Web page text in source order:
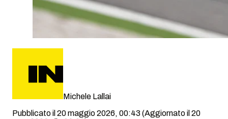
Michele Lallai
Pubblicato il 20 maggio 2026, 00:43 (Aggiornato il 20